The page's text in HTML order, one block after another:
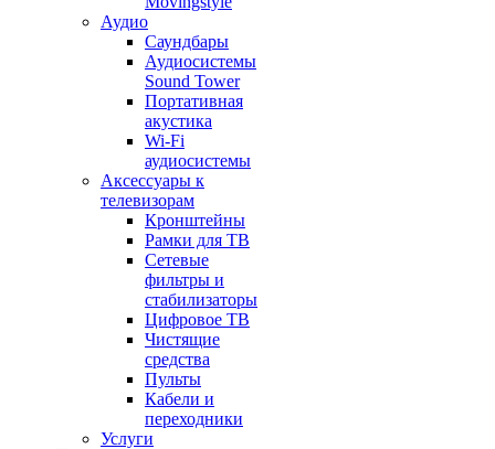
Аудио
Саундбары
Аудиосистемы
Sound Tower
Портативная
акустика
Wi-Fi
аудиосистемы
Аксессуары к
телевизорам
Кронштейны
Рамки для ТВ
Сетевые
фильтры и
стабилизаторы
Цифровое ТВ
Чистящие
средства
Пульты
Кабели и
переходники
Услуги